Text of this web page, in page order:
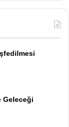
Geleceği